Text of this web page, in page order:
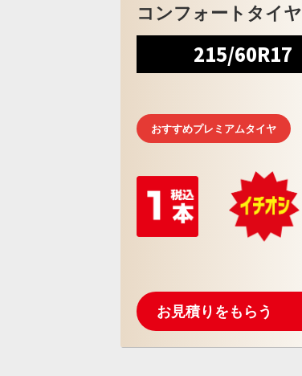
コンフォートタイヤ
215/60R17
おすすめプレミアムタイヤ
お見積りをもらう